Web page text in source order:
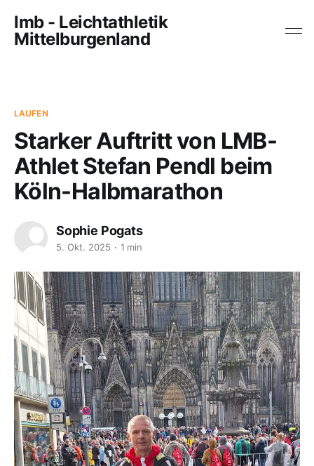
lmb - Leichtathletik
Mittelburgenland
LAUFEN
Starker Auftritt von LMB-
Athlet Stefan Pendl beim
Köln-Halbmarathon
Sophie Pogats
5. Okt. 2025 1 min